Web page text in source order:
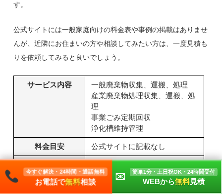
す。
公式サイトには一般家庭向けの料金表や事例の掲載はありませ
んが、近隣にお住まいの方や相談してみたい方は、一度見積も
りを依頼してみると良いでしょう。
サービス内容
一般廃棄物収集、運搬、処理
産業廃棄物処理収集、運搬、処
理
事業ごみ定期回収
浄化槽維持管理
料金目安 公式サイトに記載なし
24時間（メール・LINE）
今すぐ解決・24時間・通話無料
お電話で無料相談 ✉ 簡単1分・土日祝OK・24時間受付
WEBから無料見積